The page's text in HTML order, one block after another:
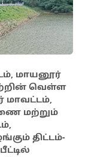
மாயனூர்
வெள்ள
மாவட்டம்,
மற்றும்
திட்டம்-